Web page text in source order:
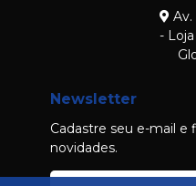
Av.
- Loja
Newsletter
Cadastre seu e-mail e
novidades.